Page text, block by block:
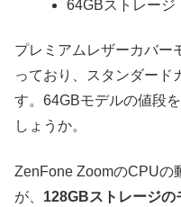
64GBストレージ
プレミアムレザーカバー
っており、スタンダード
す。64GBモデルの値段
しょうか。
ZenFone ZoomのCPUの
が、 128GBストレージの